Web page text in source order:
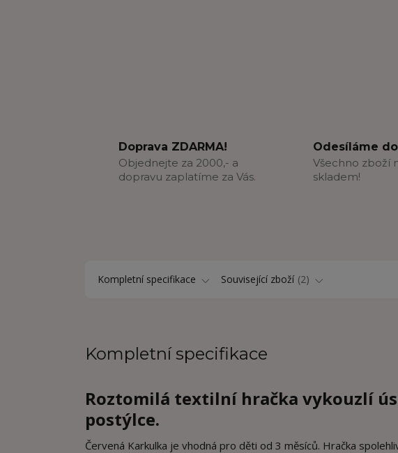
Doprava ZDARMA!
Objednejte za 2000,- a
dopravu zaplatíme za Vás.
Odesíláme
Všechno zboží
skladem!
Kompletní specifikace Související zboží 2
Kompletní specifikace
Roztomilá textilní hračka vykouzlí
postýlce.
Červená Karkulka je vhodná pro děti od 3 měsíců. Hračka